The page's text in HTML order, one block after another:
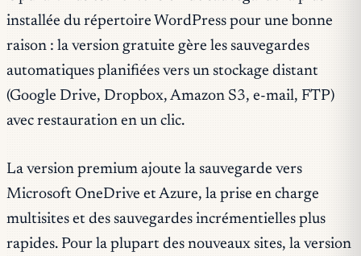
installée du répertoire WordPress pour une bonne
raison : la version gratuite gère les sauvegardes
automatiques planifiées vers un stockage distant
(Google Drive, Dropbox, Amazon S3, e-mail, FTP)
avec restauration en un clic.
La version premium ajoute la sauvegarde vers
Microsoft OneDrive et Azure, la prise en charge
multisites et des sauvegardes incrémentielles plus
rapides. Pour la plupart des nouveaux sites, la version